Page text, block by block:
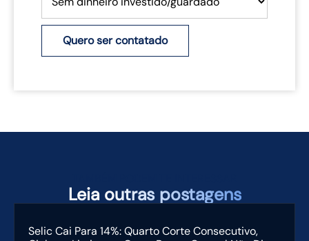
Quero ser contatado
Leia outras postagens
Selic Cai Para 14%: Quarto Corte Consecutivo,